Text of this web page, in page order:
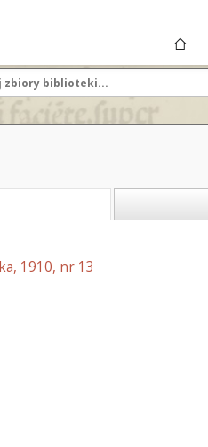
1910, nr 13